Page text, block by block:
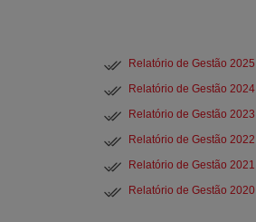
Relatório de Gestão 2025
Relatório de Gestão 2024
Relatório de Gestão 2023
Relatório de Gestão 2022
Relatório de Gestão 2021
Relatório de Gestão 2020